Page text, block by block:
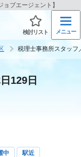
ブエージェント】
検討リスト メニュー
税理士事務所スタッフ
129日
中
駅近